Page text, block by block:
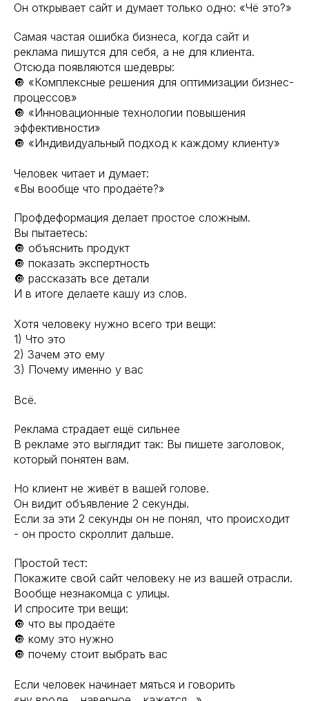
Он открывает сайт и думает только одно: «Чё это?»
Самая частая ошибка бизнеса, когда сайт и
реклама пишутся для себя, а не для клиента.
Отсюда появляются шедевры:
🔘 «Комплексные решения для оптимизации бизнес-
процессов»
🔘 «Инновационные технологии повышения
эффективности»
🔘 «Индивидуальный подход к каждому клиенту»
Человек читает и думает:
«Вы вообще что продаёте?»
Профдеформация делает простое сложным.
Вы пытаетесь:
🔘 объяснить продукт
🔘 показать экспертность
🔘 рассказать все детали
И в итоге делаете кашу из слов.
Хотя человеку нужно всего три вещи:
1) Что это
2) Зачем это ему
3) Почему именно у вас
Всё.
Реклама страдает ещё сильнее
В рекламе это выглядит так: Вы пишете заголовок,
который понятен вам.
Но клиент не живёт в вашей голове.
Он видит объявление 2 секунды.
Если за эти 2 секунды он не понял, что происходит
- он просто скроллит дальше.
Простой тест:
Покажите свой сайт человеку не из вашей отрасли.
Вообще незнакомца с улицы.
И спросите три вещи:
🔘 что вы продаёте
🔘 кому это нужно
🔘 почему стоит выбрать вас
Если человек начинает мяться и говорить